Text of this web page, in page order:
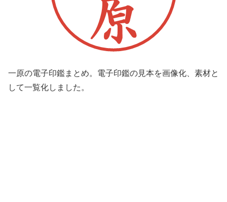
一原の電子印鑑まとめ。電子印鑑の見本を画像化、素材と
して一覧化しました。